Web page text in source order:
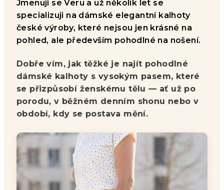
Jmenuji se Veru a už několik let se
specializuji na dámské elegantní kalhoty
české výroby, které nejsou jen krásné na
pohled, ale především pohodlné na nošení.
Dobře vím, jak těžké je najít pohodlné
dámské kalhoty s vysokým pasem, které
se přizpůsobí ženskému tělu — ať už po
porodu, v běžném denním shonu nebo v
období, kdy se postava mění.